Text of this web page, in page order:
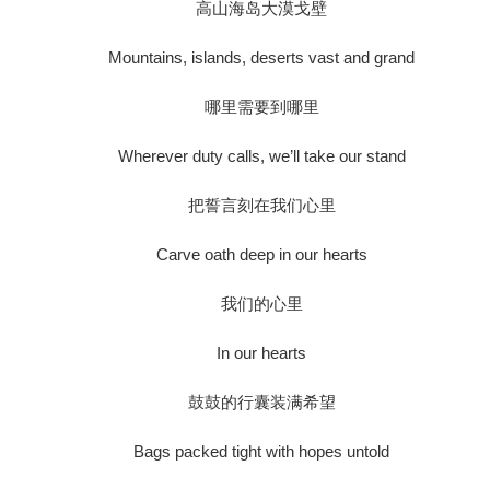
高山海岛大漠戈壁
Mountains, islands, deserts vast and grand
哪里需要到哪里
Wherever duty calls, we’ll take our stand
把誓言刻在我们心里
Carve oath deep in our hearts
我们的心里
In our hearts
鼓鼓的行囊装满希望
Bags packed tight with hopes untold